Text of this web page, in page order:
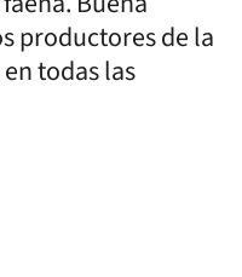
productores de la
todas las